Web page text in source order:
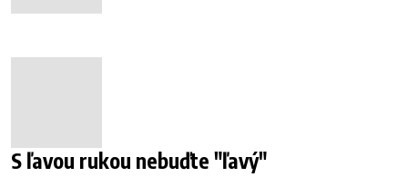
S ľavou rukou nebuďte "ľavý"